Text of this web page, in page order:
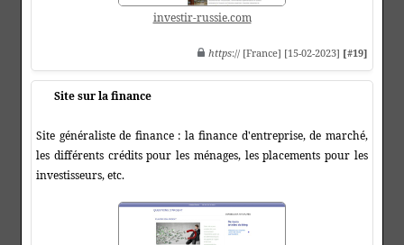
investir-russie.com
https:// [France] [15-02-2023] [#19]
Site sur la finance
Site généraliste de finance : la finance d'entreprise, de marché,
les différents crédits pour les ménages, les placements pour les
investisseurs, etc.